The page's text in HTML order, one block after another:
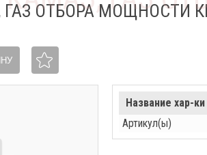
ГАЗ ОТБОРА МОЩНОСТИ
Название хар-ки
Артикул(ы)